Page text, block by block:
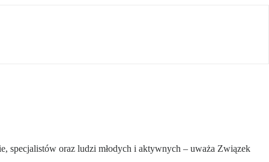
specjalistów oraz ludzi młodych i aktywnych – uważa Związek